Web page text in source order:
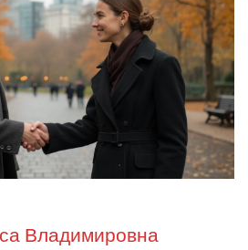
Владимировна